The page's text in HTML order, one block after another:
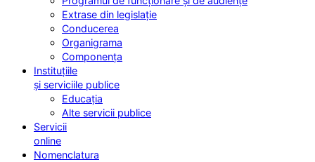
Extrase din legislație
Conducerea
Organigrama
Componența
Instituțiile
și serviciile publice
Educația
Alte servicii publice
Servicii
online
Nomenclatura